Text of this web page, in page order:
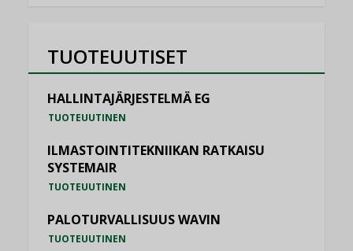
TUOTEUUTISET
HALLINTAJÄRJESTELMÄ EG
TUOTEUUTINEN
ILMASTOINTITEKNIIKAN RATKAISU
SYSTEMAIR
TUOTEUUTINEN
PALOTURVALLISUUS WAVIN
TUOTEUUTINEN